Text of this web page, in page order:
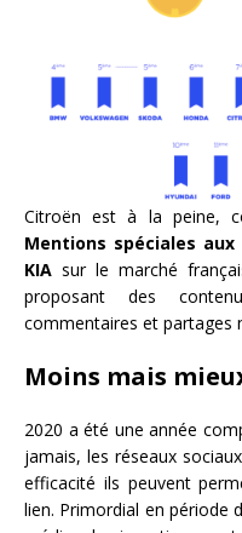
Citroën est à la peine,
Mentions spéciales
KIA sur le marché
proposant des
commentaires et partages
Moins mais
2020 a été une année
jamais, les réseaux
efficacité ils peuvent
lien. Primordial en période